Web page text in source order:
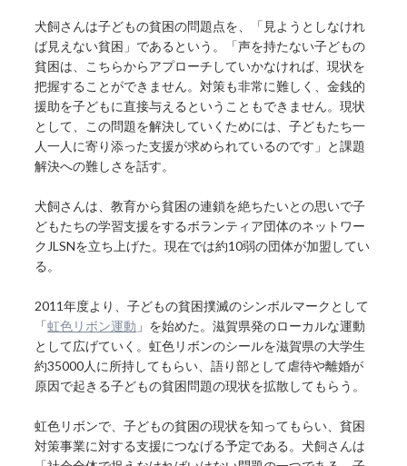
犬飼さんは子どもの貧困の問題点を、「見ようとしなけれ
ば見えない貧困」であるという。「声を持たない子どもの
貧困は、こちらからアプローチしていかなければ、現状を
把握することができません。対策も非常に難しく、金銭的
援助を子どもに直接与えるということもできません。現状
として、この問題を解決していくためには、子どもたち一
人一人に寄り添った支援が求められているのです」と課題
解決への難しさを話す。
犬飼さんは、教育から貧困の連鎖を絶ちたいとの思いで子
どもたちの学習支援をするボランティア団体のネットワー
クJLSNを立ち上げた。現在では約10弱の団体が加盟してい
る。
2011年度より、子どもの貧困撲滅のシンボルマークとして
「虹色リボン運動 」を始めた。滋賀県発のローカルな運動
として広げていく。虹色リボンのシールを滋賀県の大学生
約35000人に所持してもらい、語り部として虐待や離婚が
原因で起きる子どもの貧困問題の現状を拡散してもらう。
虹色リボンで、子どもの貧困の現状を知ってもらい、貧困
対策事業に対する支援につなげる予定である。犬飼さんは